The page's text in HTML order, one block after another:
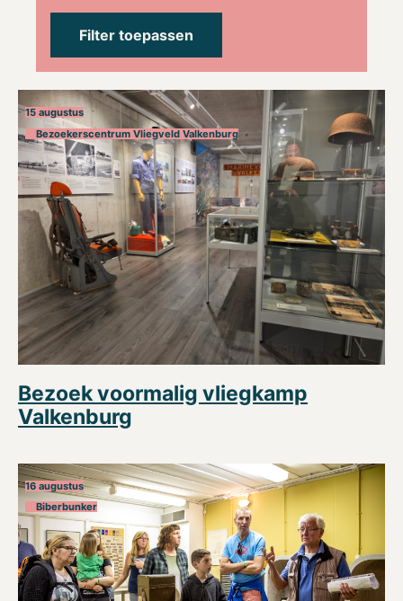
15 augustus
Bezoekerscentrum Vliegveld Valkenburg
Bezoek voormalig vliegkamp
Valkenburg
16 augustus
Biberbunker